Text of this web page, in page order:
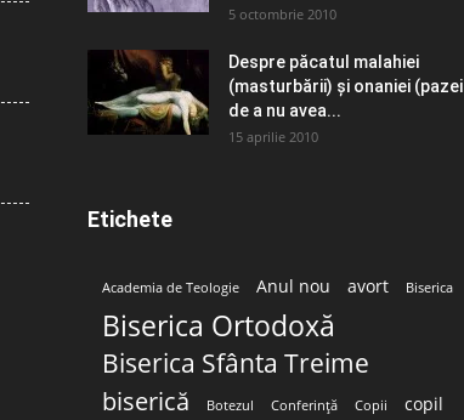
5 octombrie 2010
Despre păcatul malahiei
(masturbării) şi onaniei (pazei
de a nu avea...
15 aprilie 2010
Etichete
Academia de Teologie Anul nou avort Biserica
Biserica Ortodoxă
Biserica Sfânta Treime
biserică Botezul Conferință Copii
copil